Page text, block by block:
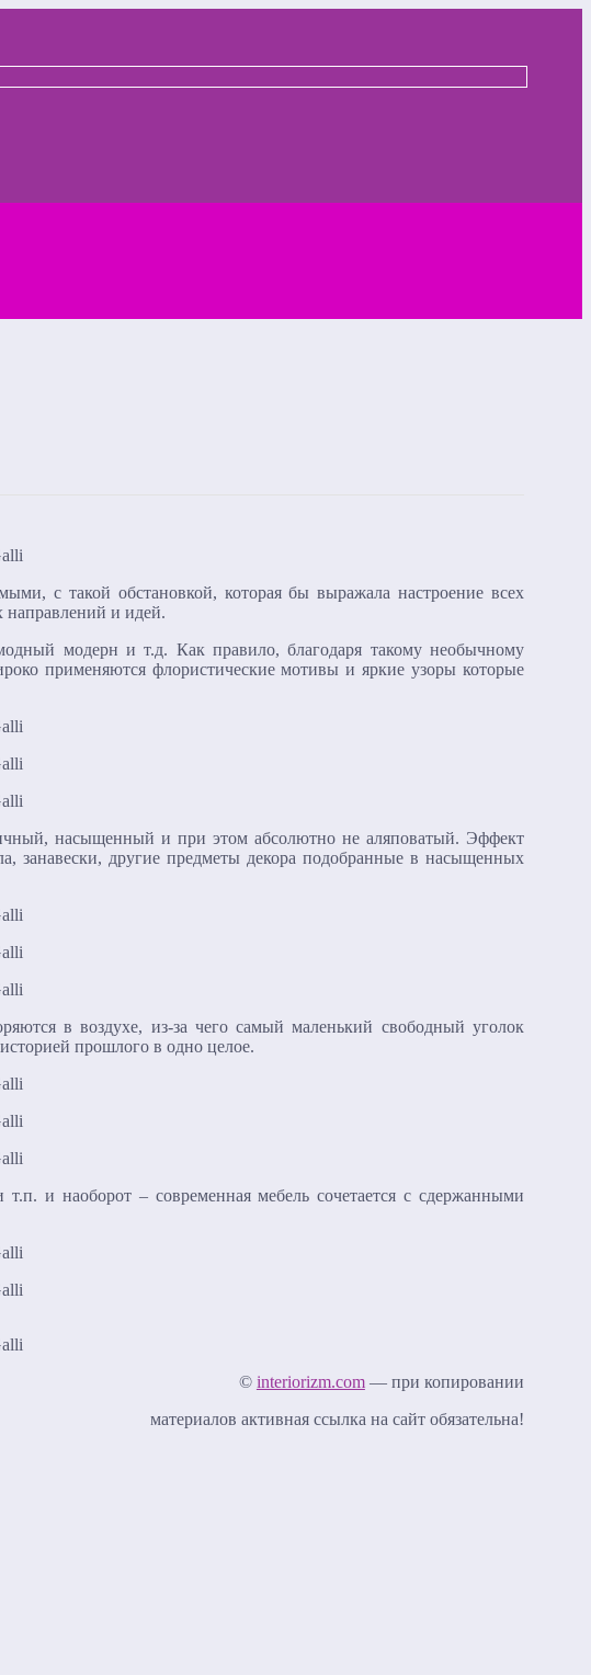
с такой обстановкой, которая бы выражала настроение всех
направлений и идей.
модерн и т.д. Как правило, благодаря такому необычному
применяются флористические мотивы и яркие узоры которые
насыщенный и при этом абсолютно не аляповатый. Эффект
занавески, другие предметы декора подобранные в насыщенных
в воздухе, из-за чего самый маленький свободный уголок
прошлого в одно целое.
и наоборот – современная мебель сочетается с сдержанными
© interiorizm.com— при копировании
материалов активная ссылка на сайт обязательна!